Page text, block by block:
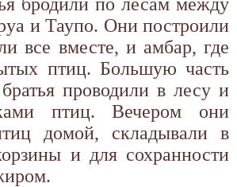
и Таупо. Они построили
все вместе, и амбар, где
птиц. Большую часть
проводили в лесу и
птиц. Вечером они
домой, складывали в
и для сохранности